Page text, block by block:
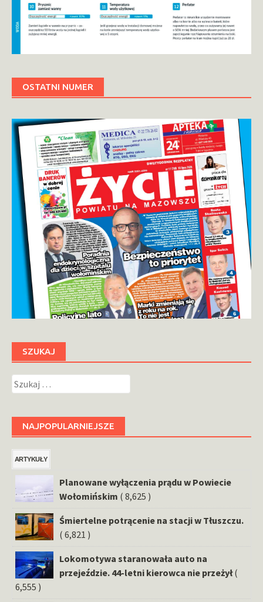
OSTATNI NUMER
SZUKAJ
Szukaj:
NAJPOPULARNIEJSZE
ARTYKUŁY
Planowane wyłączenia prądu w Powiecie
Wołomińskim ( 8,625 )
Śmiertelne potrącenie na stacji w Tłuszczu.
( 6,821 )
Lokomotywa staranowała auto na
przejeździe. 44-letni kierowca nie przeżył (
6,555 )